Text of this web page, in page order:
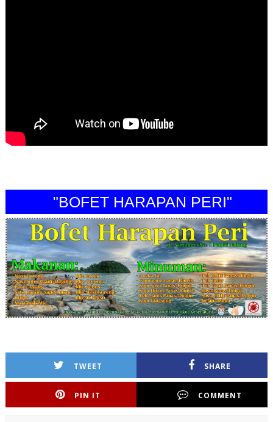
"BOFET HARAPAN PERI"
TWEET SHARE
PIN IT COMMENT